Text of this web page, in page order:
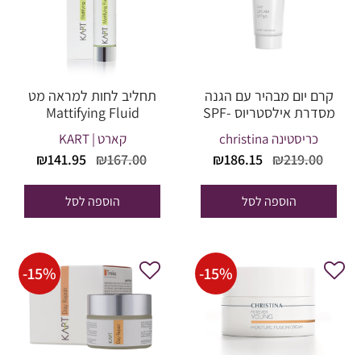
קרם יום מבהיר עם הגנה
מסדרת אילסטריוס SPF-
כריסטינה christina
₪219.00
המחיר
היה:
₪219.00.
₪186.15
הוספה לסל
תחליב לחות למראה מט
Mattifying Fluid
קארט | KART
₪167.00
המחיר
היה:
₪167.00.
₪141.95
הוספה לסל
-15%
-15%